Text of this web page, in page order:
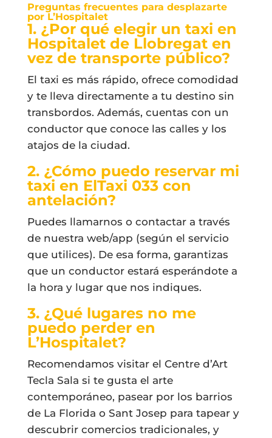
Preguntas frecuentes para desplazarte
por L’Hospitalet
1. ¿Por qué elegir un taxi en
Hospitalet de Llobregat en
vez de transporte público?
El taxi es más rápido, ofrece comodidad
y te lleva directamente a tu destino sin
transbordos. Además, cuentas con un
conductor que conoce las calles y los
atajos de la ciudad.
2. ¿Cómo puedo reservar mi
taxi en ElTaxi 033 con
antelación?
Puedes llamarnos o contactar a través
de nuestra web/app (según el servicio
que utilices). De esa forma, garantizas
que un conductor estará esperándote a
la hora y lugar que nos indiques.
3. ¿Qué lugares no me
puedo perder en
L’Hospitalet?
Recomendamos visitar el Centre d’Art
Tecla Sala si te gusta el arte
contemporáneo, pasear por los barrios
de La Florida o Sant Josep para tapear y
descubrir comercios tradicionales, y